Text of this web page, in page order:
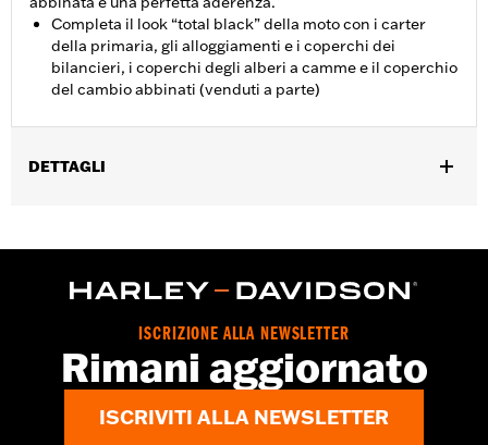
Completa il look “total black” della moto con i carter
della primaria, gli alloggiamenti e i coperchi dei
bilancieri, i coperchi degli alberi a camme e il coperchio
del cambio abbinati (venduti a parte)
DETTAGLI
Contenuto della confezione:Solo il carter della primaria
for full details
La rimozione e l’installazione delle coperture motore può
richiedere l’acquisto di nuove guarnizioni. Per
informazioni rivolgersi a un concessionario.
ISCRIZIONE ALLA NEWSLETTER
Rimani aggiornato
ISCRIVITI ALLA NEWSLETTER